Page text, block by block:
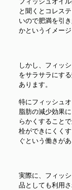
と聞くとコレス
いので肥満を引
かというイメー
しかし、フィッ
をサラサラにす
あります。
特にフィッシュ
脂肪の減少効果
らかくすること
栓ができにくく
ぐという働きがあ
実際に、フィッ
品としても利用